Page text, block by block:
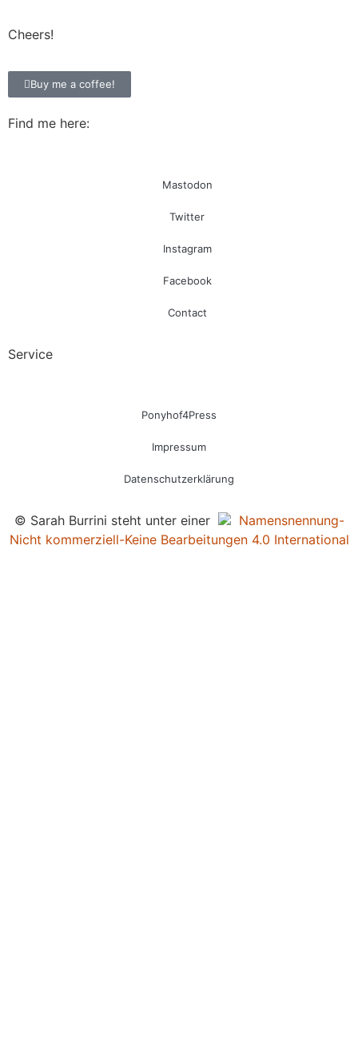
Cheers!
Buy me a coffee!
Find me here:
Mastodon
Twitter
Instagram
Facebook
Contact
Service
Ponyhof4Press
Impressum
Datenschutzerklärung
© Sarah Burrini steht unter einer
Namensnennung-
Nicht kommerziell-Keine Bearbeitungen 4.0 International